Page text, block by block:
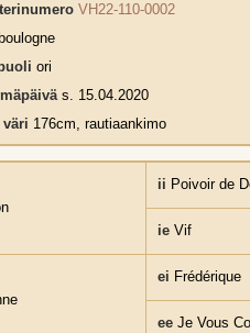
VH22-110-0002
boulogne
ori
s. 15.04.2020
väri 176cm, rautiaankimo
ii Poivoir de
ie Vif
ei Frédérique
ee Je Vous